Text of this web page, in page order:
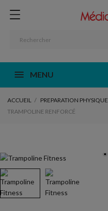
MENU
ACCUEIL PREPARATION PHYSIQUE
TRAMPOLINE RENFORCÉ